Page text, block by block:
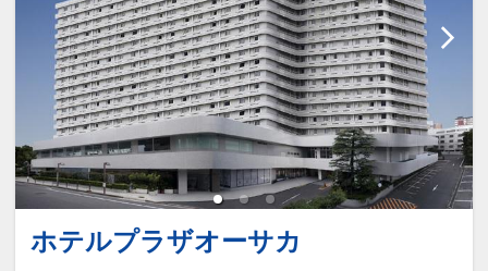
ホテルプラザオーサカ